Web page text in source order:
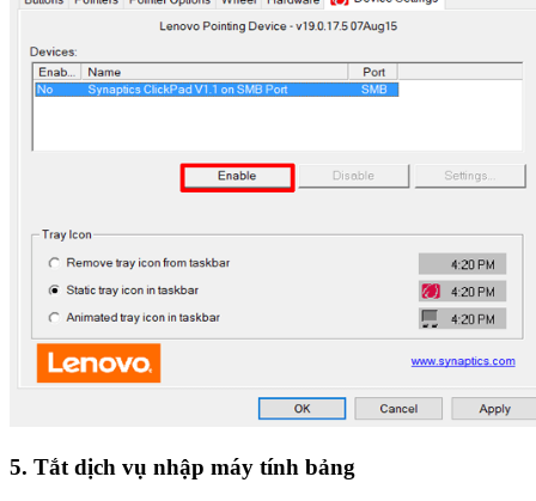
5. Tắt dịch vụ nhập máy tính bảng